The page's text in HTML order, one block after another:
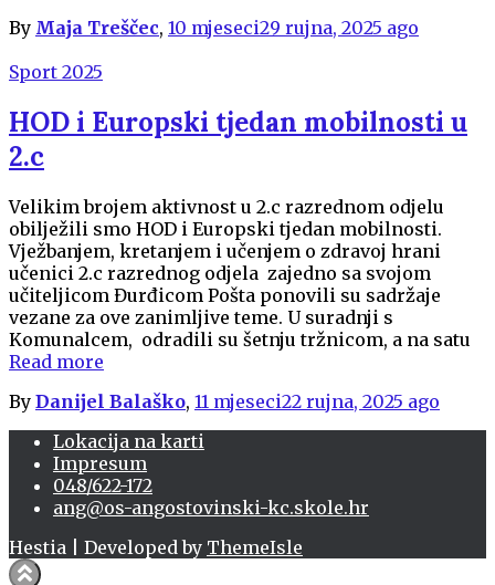
By Maja Treščec, 10 mjeseci29 rujna, 2025 ago
Sport 2025
HOD i Europski tjedan mobilnosti u
2.c
Velikim brojem aktivnost u 2.c razrednom odjelu
obilježili smo HOD i Europski tjedan mobilnosti.
Vježbanjem, kretanjem i učenjem o zdravoj hrani
učenici 2.c razrednog odjela zajedno sa svojom
učiteljicom Đurđicom Pošta ponovili su sadržaje
vezane za ove zanimljive teme. U suradnji s
Komunalcem, odradili su šetnju tržnicom, a na satu
Read more
By Danijel Balaško, 11 mjeseci22 rujna, 2025 ago
Lokacija na karti
Impresum
048/622-172
ang@os-angostovinski-kc.skole.hr
Hestia | Developed by ThemeIsle